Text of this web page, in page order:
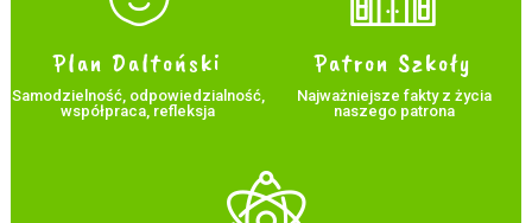
Plan Daltoński
Samodzielność, odpowiedzialność,
współpraca, refleksja
Patron Szkoły
Najważniejsze fakty z życia
naszego patrona